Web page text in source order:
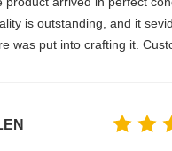
is outstanding, and it
was put into crafting it.